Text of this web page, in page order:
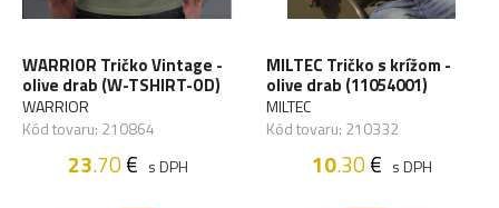
WARRIOR Tričko Vintage -
olive drab (W-TSHIRT-OD)
WARRIOR
Kód tovaru: 210864
23.70€ s DPH
MILTEC Tričko s krížom -
olive drab (11054001)
MILTEC
Kód tovaru: 210332
10.30€ s DPH